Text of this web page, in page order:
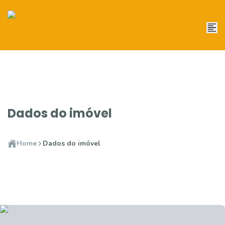
Dados do imóvel
Home Dados do imóvel